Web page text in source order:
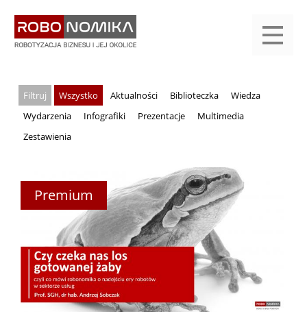
treści
yasne
main
menu
Wszystko
Aktualności Biblioteczka
Wiedza
Wydarzenia
Infografiki Prezentacje
Multimedia
Zestawienia
Premium